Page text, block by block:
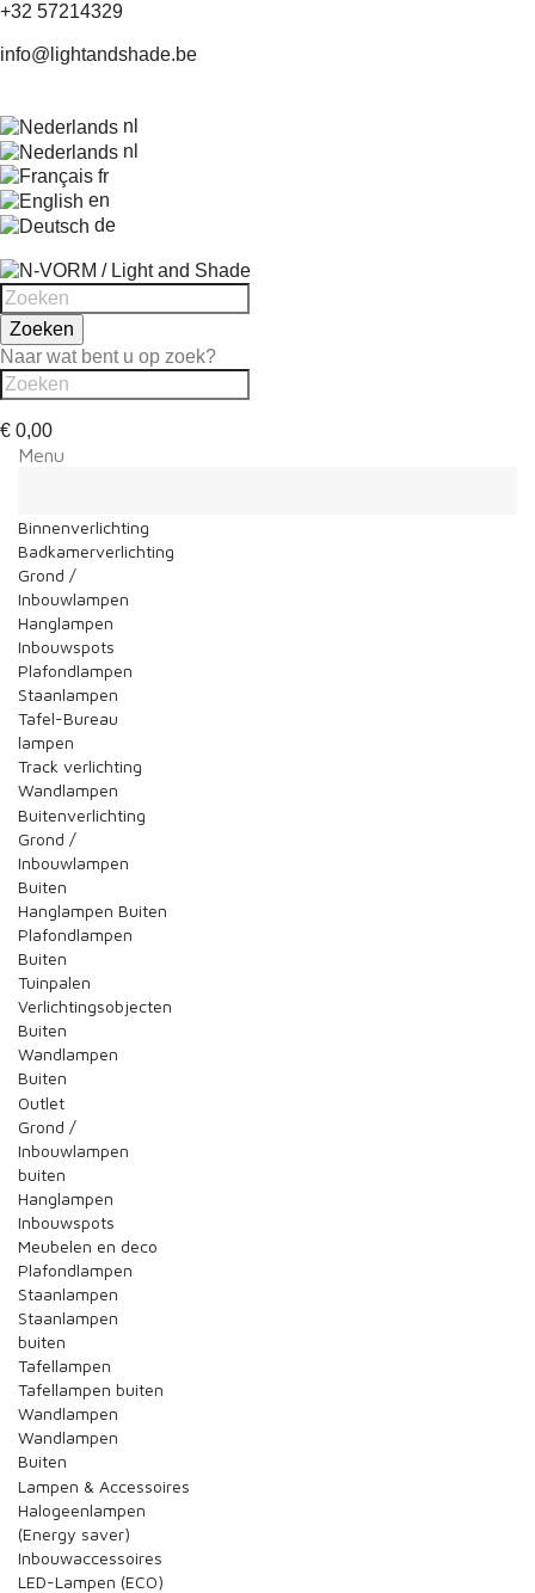
+32 57214329
info@lightandshade.be
nl
nl
fr
en
de
Zoeken
Naar wat bent u op zoek?
€ 0,00
Menu
Binnenverlichting
Badkamerverlichting
Grond /
Inbouwlampen
Hanglampen
Inbouwspots
Plafondlampen
Staanlampen
Tafel-Bureau
lampen
Track verlichting
Wandlampen
Buitenverlichting
Grond /
Inbouwlampen
Buiten
Hanglampen Buiten
Plafondlampen
Buiten
Tuinpalen
Verlichtingsobjecten
Buiten
Wandlampen
Buiten
Outlet
Grond /
Inbouwlampen
buiten
Hanglampen
Inbouwspots
Meubelen en deco
Plafondlampen
Staanlampen
Staanlampen
buiten
Tafellampen
Tafellampen buiten
Wandlampen
Wandlampen
Buiten
Lampen & Accessoires
Halogeenlampen
(Energy saver)
Inbouwaccessoires
LED-Lampen (ECO)